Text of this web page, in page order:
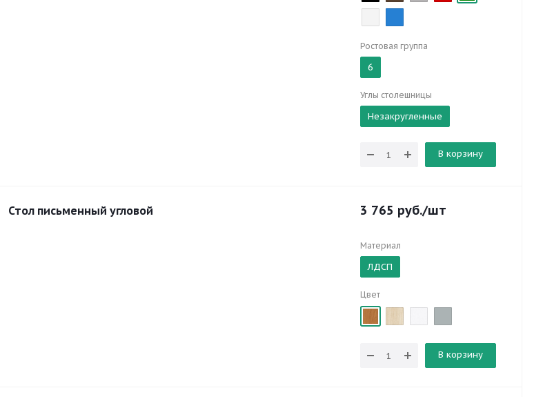
Ростовая группа
6
Углы столешницы
Незакругленные
В корзину
Стол письменный угловой 3 765 руб./шт
Материал
ЛДСП
Цвет
В корзину